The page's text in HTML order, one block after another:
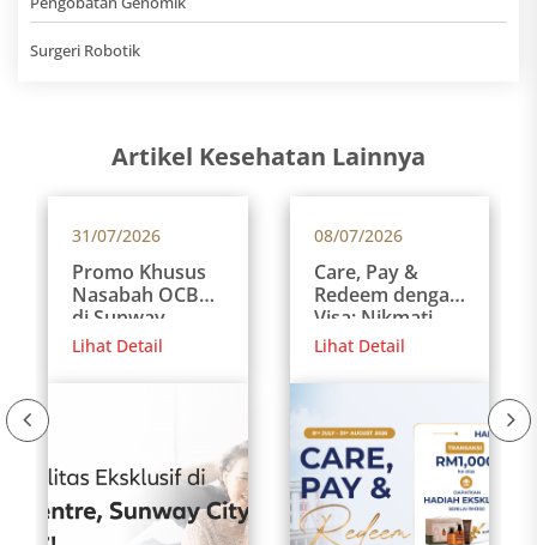
Surgeri Robotik
Artikel Kesehatan Lainnya
31/07/2026
Promo Khusus
Nasabah OCBC
di Sunway
Medical Centre
Lihat Detail
08/07/2026
Care, Pay &
Redeem dengan
Visa: Nikmati
Hadiah Eksklusif
Internasional
Lihat Detail